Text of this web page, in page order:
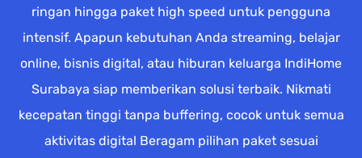
ringan hingga paket high speed untuk pengguna
intensif. Apapun kebutuhan Anda streaming, belajar
online, bisnis digital, atau hiburan keluarga IndiHome
Surabaya siap memberikan solusi terbaik. Nikmati
kecepatan tinggi tanpa buffering, cocok untuk semua
aktivitas digital Beragam pilihan paket sesuai